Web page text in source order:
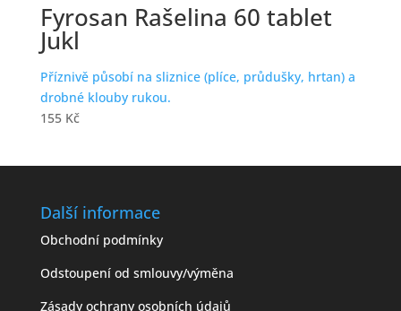
Fyrosan Rašelina 60 tablet
Jukl
Příznivě působí na sliznice (plíce, průdušky, hrtan) a
drobné klouby rukou.
155 Kč
Další informace
Obchodní podmínky
Odstoupení od smlouvy/výměna
Zásady ochrany osobních údajů